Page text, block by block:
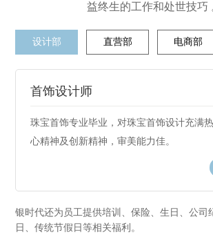
益终生的工作和处世技巧
设计部 直营部 电商部
首饰设计师
珠宝首饰专业毕业，对珠宝首饰设计充满
心精神及创新精神，审美能力佳。
银时代还为员工提供培训、保险、生日、公司
日、传统节假日等相关福利。